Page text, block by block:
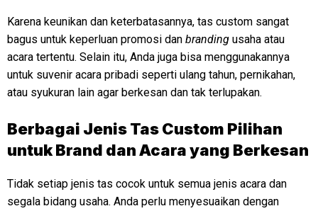
Karena keunikan dan keterbatasannya, tas custom sangat
bagus untuk keperluan promosi dan branding usaha atau
acara tertentu. Selain itu, Anda juga bisa menggunakannya
untuk suvenir acara pribadi seperti ulang tahun, pernikahan,
atau syukuran lain agar berkesan dan tak terlupakan.
Berbagai Jenis Tas Custom Pilihan
untuk Brand dan Acara yang Berkesan
Tidak setiap jenis tas cocok untuk semua jenis acara dan
segala bidang usaha. Anda perlu menyesuaikan dengan